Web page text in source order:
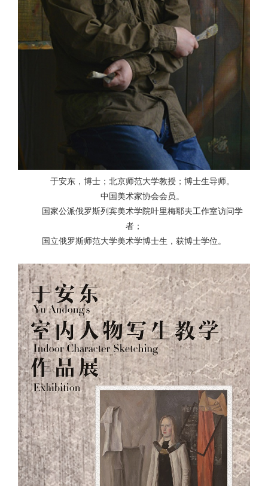
于安东，博士；北京师范大学教授；博士生导师。
中国美术家协会会员。
国家公派俄罗斯列宾美术学院叶里梅耶夫工作室访问学
者；
国立俄罗斯师范大学美术学博士生，获博士学位。